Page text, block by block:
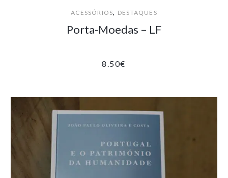
ACESSÓRIOS, DESTAQUES
Porta-Moedas – LF
8.50€